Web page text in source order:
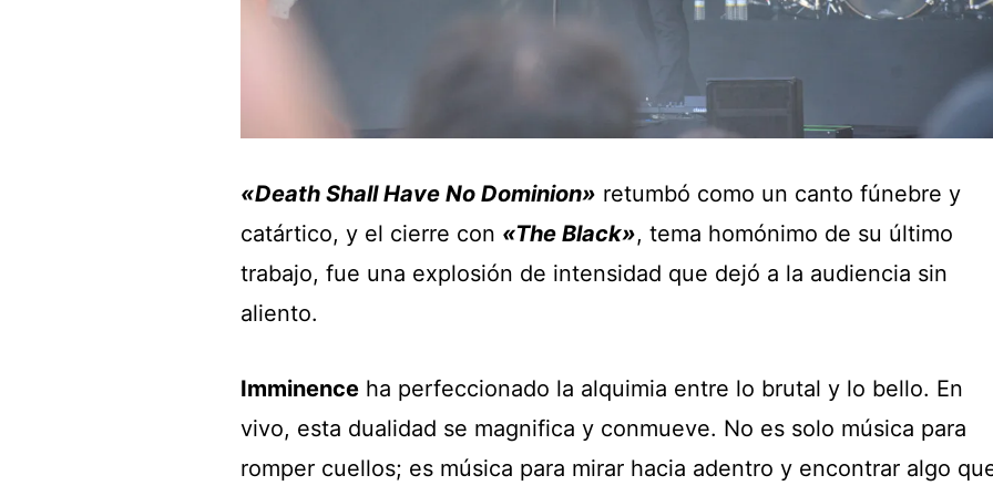
«Death Shall Have No Dominion» retumbó como un canto fúnebre y
catártico, y el cierre con «The Black», tema homónimo de su último
trabajo, fue una explosión de intensidad que dejó a la audiencia sin
aliento.
Imminence ha perfeccionado la alquimia entre lo brutal y lo bello. En
vivo, esta dualidad se magnifica y conmueve. No es solo música para
romper cuellos; es música para mirar hacia adentro y encontrar algo